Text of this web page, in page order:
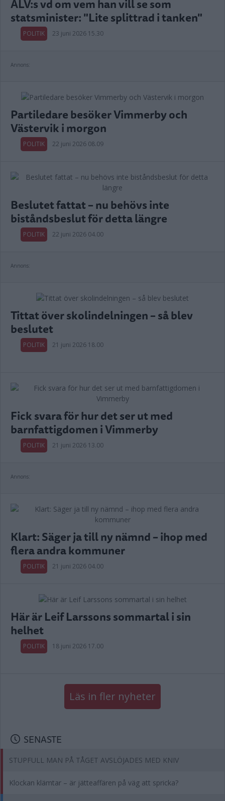
ALV:s vd om vem han vill se som
statsminister: "Lite splittrad i tanken"
POLITIK 23 juni 2026 15.30
Annons:
Partiledare besöker Vimmerby och
Västervik i morgon
POLITIK 22 juni 2026 08.09
Beslutet fattat – nu behövs inte
biståndsbeslut för detta längre
POLITIK 22 juni 2026 04.00
Annons:
Tittat över skolindelningen – så blev
beslutet
POLITIK 21 juni 2026 18.00
Fick svara för hur det ser ut med
barnfattigdomen i Vimmerby
POLITIK 21 juni 2026 13.00
Annons:
Klart: Säger ja till ny nämnd – ihop med
flera andra kommuner
POLITIK 21 juni 2026 04.00
Här är Leif Larssons sommartal i sin
helhet
POLITIK 18 juni 2026 17.00
Läs in fler nyheter
SENASTE
STUPFULL MAN PÅ TÅGET AVSLÖJADES MED KNIV
Klockan klämtar – är jätteaffären på väg att spricka?